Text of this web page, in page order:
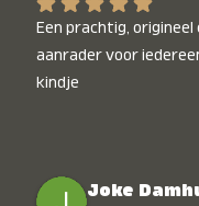
Een prachtig,
aanrader voor
kindje
Joke